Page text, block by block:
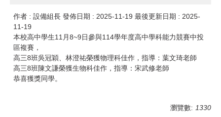
作者 : 設備組長 發佈日期 : 2025-11-19 最後更新日期 : 2025-
11-19
本校高中學生11月8~9日參與114學年度高中學科能力競賽中投
區複賽，
高三8班吳冠穎、林澄祐榮獲物理科佳作，指導：葉文琦老師
高三8班陳文謙榮獲生物科佳作，指導：宋武修老師
恭喜獲獎同學。
瀏覽數: 1330